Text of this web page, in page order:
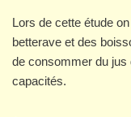
Lors de cette étude
betterave et des
de consommer du jus
capacités.